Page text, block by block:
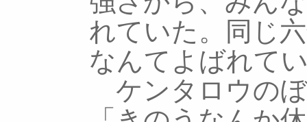
れていた。同じ
なんてよばれて
ケンタロウの